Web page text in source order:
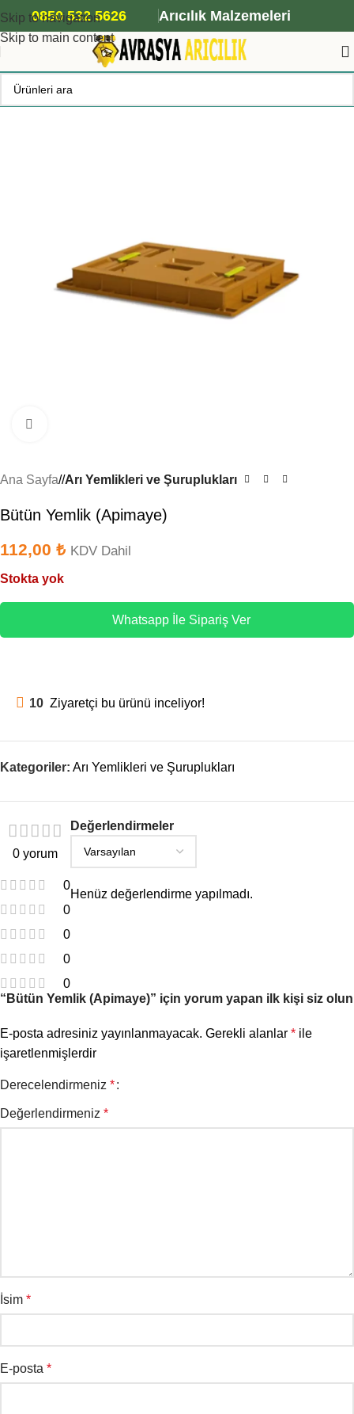
Skip to navigation
Skip to main content
ANA ARI SİPARİŞİ İÇİN TIKLAYIN
0850 532 5626 Arıcılık Malzemeleri
Ana Sayfa/ Arı Yemlikleri ve Şuruplukları
Bütün Yemlik (Apimaye)
112,00 ₺ KDV Dahil
Stokta yok
Whatsapp İle Sipariş Ver
10 Ziyaretçi bu ürünü inceliyor!
Kategoriler: Arı Yemlikleri ve Şuruplukları
0 yorum
0
0
0
0
0
Değerlendirmeler
Henüz değerlendirme yapılmadı.
“Bütün Yemlik (Apimaye)” için yorum yapan ilk kişi siz olun
E-posta adresiniz yayınlanmayacak. Gerekli alanlar * ile
işaretlenmişlerdir
Derecelendirmeniz *
Değerlendirmeniz *
İsim *
E-posta *